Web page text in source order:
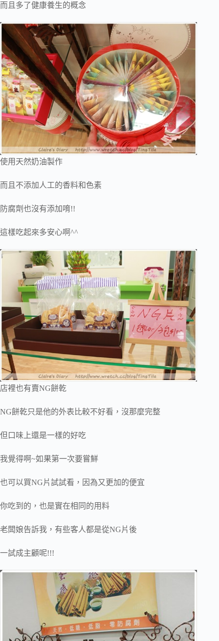
而且多了健康養生的概念
使用天然奶油製作
而且不添加人工的香料和色素
防腐劑也沒有添加唷!!
這樣吃起來多安心啊^^
店裡也有賣NG餅乾
NG餅乾只是他的外表比較不好看，沒那麼完整
但口味上還是一樣的好吃
我覺得啊~如果第一次要嘗鮮
也可以買NG片試試看，因為又更加的便宜
你吃到的，也是實在相同的用料
老闆娘告訴我，有些客人都是從NG片後
一試成主顧呢!!!